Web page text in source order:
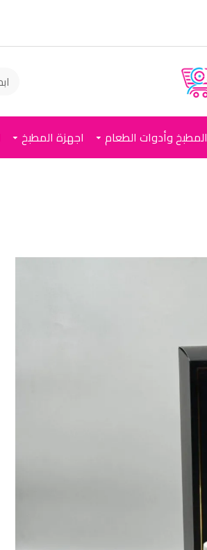
المطبخ وأدوات الطعام اجهزة المطبخ